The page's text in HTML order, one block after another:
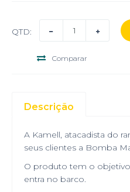
QTD:
Comparar
Descrição
A Kamell, atacadista do
seus clientes a Bomba
O produto tem o
entra no barco.